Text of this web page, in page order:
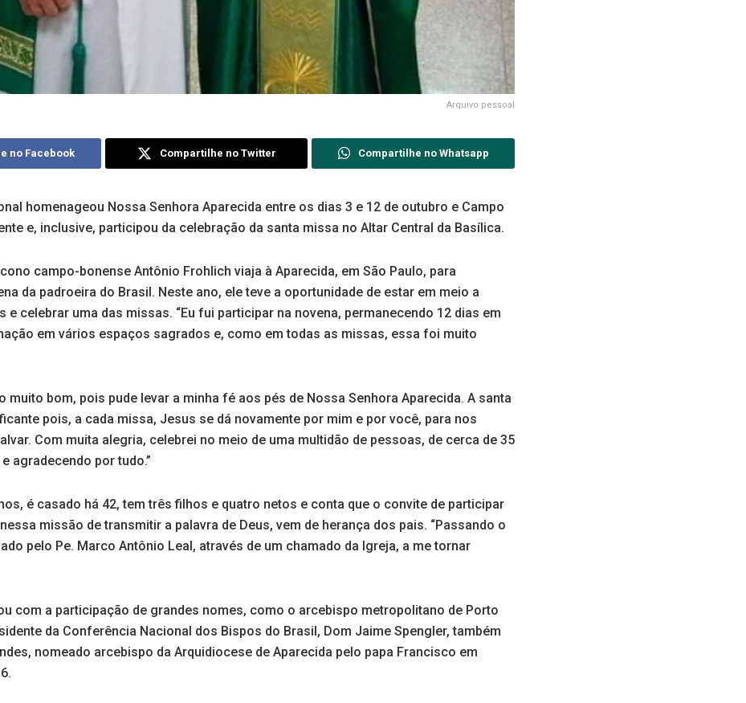
Arquivo pessoal
no Facebook Compartilhe no Twitter Compartilhe no Whatsapp
homenageou Nossa Senhora Aparecida entre os dias 3 e 12 de outubro e Campo
e, inclusive, participou da celebração da santa missa no Altar Central da Basílica.
campo-bonense Antônio Frohlich viaja à Aparecida, em São Paulo, para
da padroeira do Brasil. Neste ano, ele teve a oportunidade de estar em meio a
e celebrar uma das missas. “Eu fui participar na novena, permanecendo 12 dias em
em vários espaços sagrados e, como em todas as missas, essa foi muito
muito bom, pois pude levar a minha fé aos pés de Nossa Senhora Aparecida. A santa
pois, a cada missa, Jesus se dá novamente por mim e por você, para nos
Com muita alegria, celebrei no meio de uma multidão de pessoas, de cerca de 35
agradecendo por tudo.”
é casado há 42, tem três filhos e quatro netos e conta que o convite de participar
missão de transmitir a palavra de Deus, vem de herança dos pais. “Passando o
pelo Pe. Marco Antônio Leal, através de um chamado da Igreja, a me tornar
com a participação de grandes nomes, como o arcebispo metropolitano de Porto
da Conferência Nacional dos Bispos do Brasil, Dom Jaime Spengler, também
nomeado arcebispo da Arquidiocese de Aparecida pelo papa Francisco em